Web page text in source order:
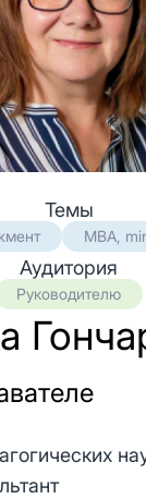
Темы
MBA,
Аудитория
Руководителю